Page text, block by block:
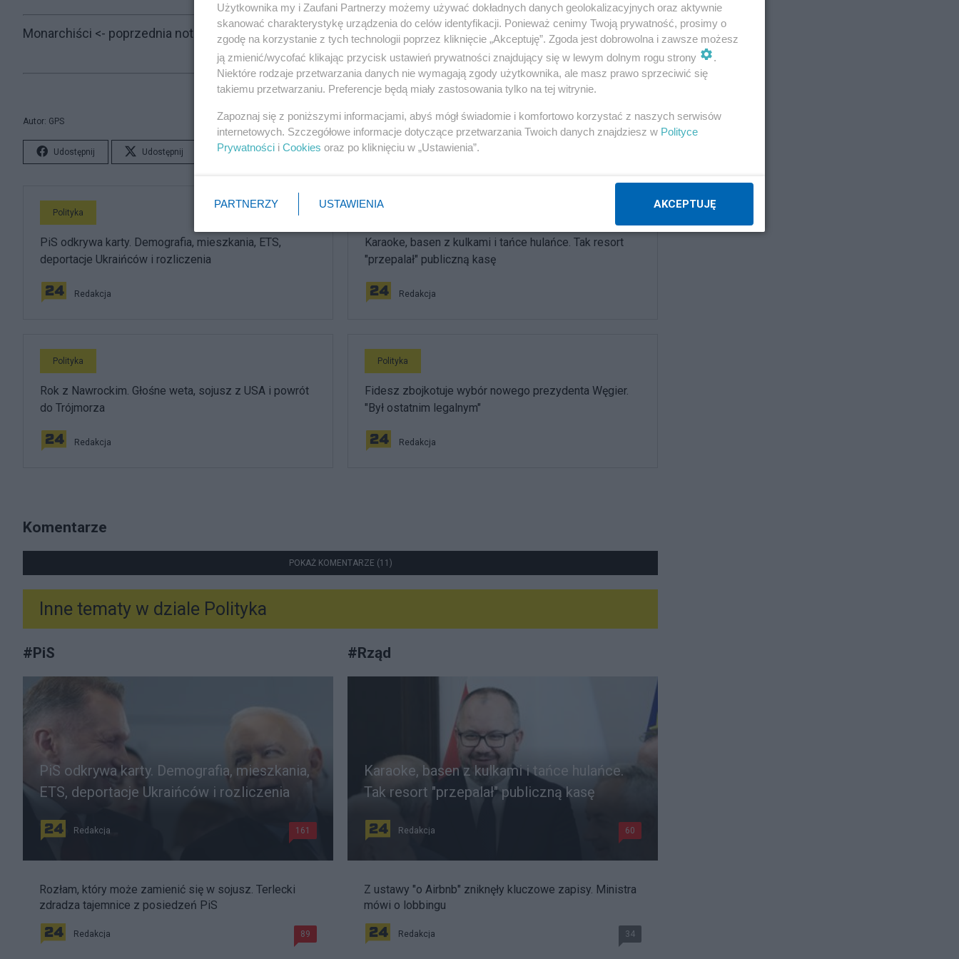
Monarchiści <- poprzednia notka
następna notka ->Kod kulturowy dziwek
Autor: GPS
Udostępnij Udostępnij Lubię to! Skomentuj 11 Obserwuj notkę
Polityka
PiS odkrywa karty. Demografia, mieszkania, ETS,
deportacje Ukraińców i rozliczenia
Redakcja
Karaoke, basen z kulkami i tańce hulańce. Tak resort
"przepalał" publiczną kasę
Redakcja
Polityka
Rok z Nawrockim. Głośne weta, sojusz z USA i powrót
do Trójmorza
Redakcja
Polityka
Fidesz zbojkotuje wybór nowego prezydenta Węgier.
"Był ostatnim legalnym"
Redakcja
Komentarze
POKAŻ KOMENTARZE (11)
Inne tematy w dziale Polityka
#PiS
PiS odkrywa karty. Demografia, mieszkania,
ETS, deportacje Ukraińców i rozliczenia
Redakcja 161
Rozłam, który może zamienić się w sojusz. Terlecki
zdradza tajemnice z posiedzeń PiS
Redakcja 89
#Rząd
Karaoke, basen z kulkami i tańce hulańce.
Tak resort "przepalał" publiczną kasę
Redakcja 60
Z ustawy "o Airbnb" zniknęły kluczowe zapisy. Ministra
mówi o lobbingu
Redakcja 34
Użytkownika my i Zaufani Partnerzy możemy używać dokładnych danych geolokalizacyjnych oraz aktywnie
skanować charakterystykę urządzenia do celów identyfikacji. Ponieważ cenimy Twoją prywatność, prosimy o
zgodę na korzystanie z tych technologii poprzez kliknięcie „Akceptuję”. Zgoda jest dobrowolna i zawsze możesz
ją zmienić/wycofać klikając przycisk ustawień prywatności znajdujący się w lewym dolnym rogu strony
.
Niektóre rodzaje przetwarzania danych nie wymagają zgody użytkownika, ale masz prawo sprzeciwić się
takiemu przetwarzaniu. Preferencje będą miały zastosowania tylko na tej witrynie.
Zapoznaj się z poniższymi informacjami, abyś mógł świadomie i komfortowo korzystać z naszych serwisów
internetowych. Szczegółowe informacje dotyczące przetwarzania Twoich danych znajdziesz w Polityce
Prywatności i Cookies oraz po kliknięciu w „Ustawienia”.
PARTNERZY USTAWIENIA AKCEPTUJĘ